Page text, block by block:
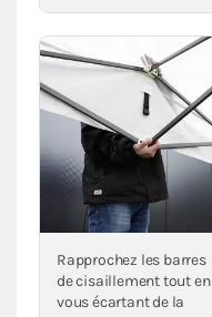
Rapprochez les barres
de cisaillement tout en
vous écartant de la